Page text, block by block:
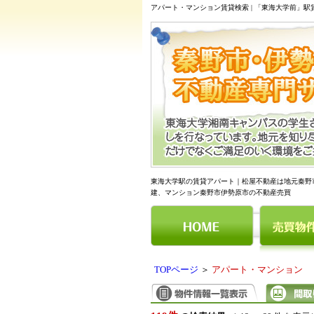
アパート・マンション賃貸検索 | 「東海大学前」
東海大学駅の賃貸アパート｜松屋不動産は地元秦
建、マンション秦野市伊勢原市の不動産売買
TOPページ ＞ アパート・マンション